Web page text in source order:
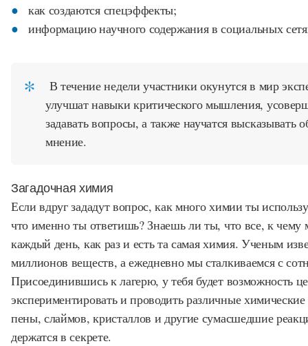
как создаются спецэффекты;
информацию научного содержания в социальных
В течение недели участники окунутся в мир
улучшат навыки критического мышления,
задавать вопросы, а также научатся высказывать
мнение.
Загадочная химия
Если вдруг зададут вопрос, как много химии ты
что именно ты ответишь? Знаешь ли ты, что все, к чему
каждый день, как раз и есть та самая химия. Ученым
миллионов веществ, а ежедневно мы сталкиваемся с
Присоединившись к лагерю, у тебя будет возможность
экспериментировать и проводить различные
пены, слаймов, кристаллов и другие сумасшедшие
держатся в секрете.